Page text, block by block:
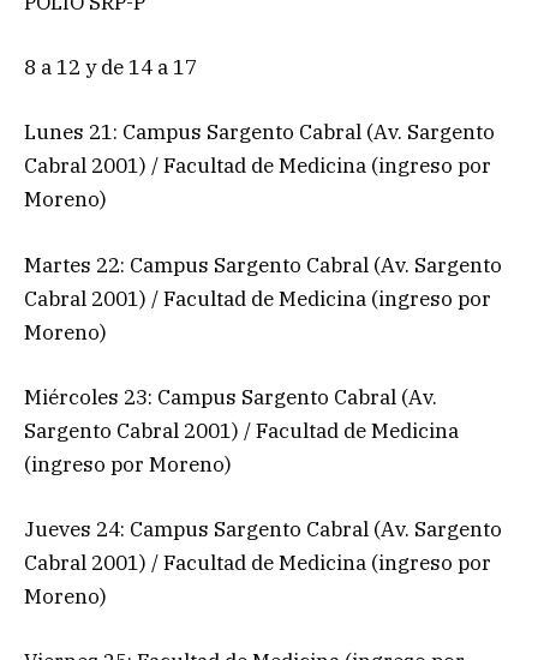
8 a 12 y de 14 a 17
Lunes 21: Campus Sargento Cabral (Av. Sargento
Cabral 2001) / Facultad de Medicina (ingreso por
Moreno)
Martes 22: Campus Sargento Cabral (Av. Sargento
Cabral 2001) / Facultad de Medicina (ingreso por
Moreno)
Miércoles 23: Campus Sargento Cabral (Av.
Sargento Cabral 2001) / Facultad de Medicina
(ingreso por Moreno)
Jueves 24: Campus Sargento Cabral (Av. Sargento
Cabral 2001) / Facultad de Medicina (ingreso por
Moreno)